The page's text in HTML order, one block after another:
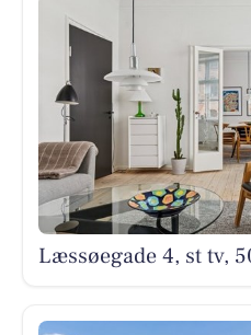
Læssøegade 4, st tv,